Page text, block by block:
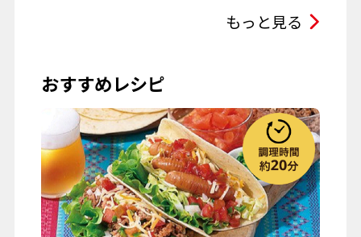
お彼岸
お月見
ハロウィーン
クリスマス
春の行楽
秋の行楽
記念日・お祝い
もっと見る
おすすめレシピ